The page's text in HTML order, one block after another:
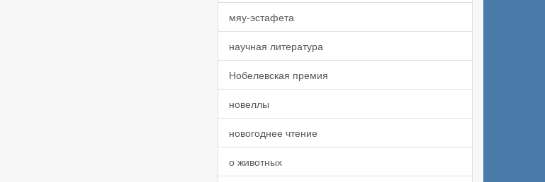
мяу-эстафета
научная литература
Нобелевская премия
новеллы
новогоднее чтение
о животных